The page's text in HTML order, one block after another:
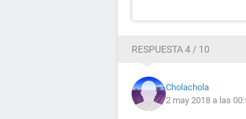
RESPUESTA 4 / 10
Cholachola
2 may 2018 a las